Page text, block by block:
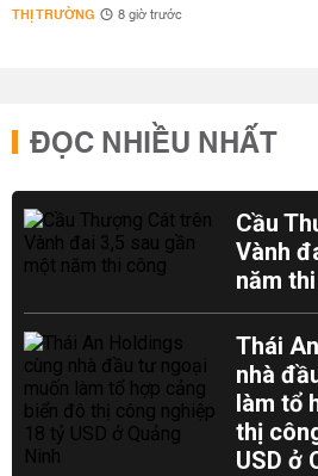
THỊ TRƯỜNG 8 giờ trước
ĐỌC NHIỀU NHẤT
Cầu
Vành
năm
Thái
nhà
làm tổ
thị
USD ở